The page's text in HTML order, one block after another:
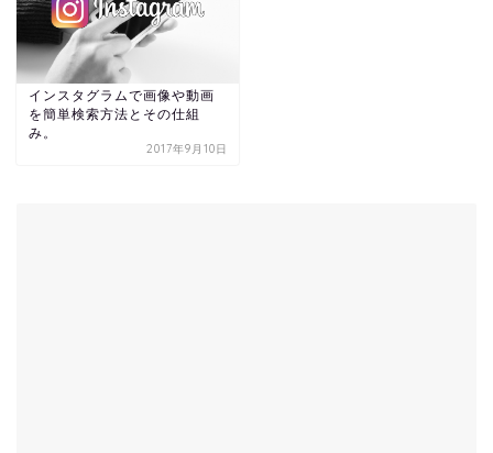
インスタグラムで画像や動画
を簡単検索方法とその仕組
み。
2017年9月10日